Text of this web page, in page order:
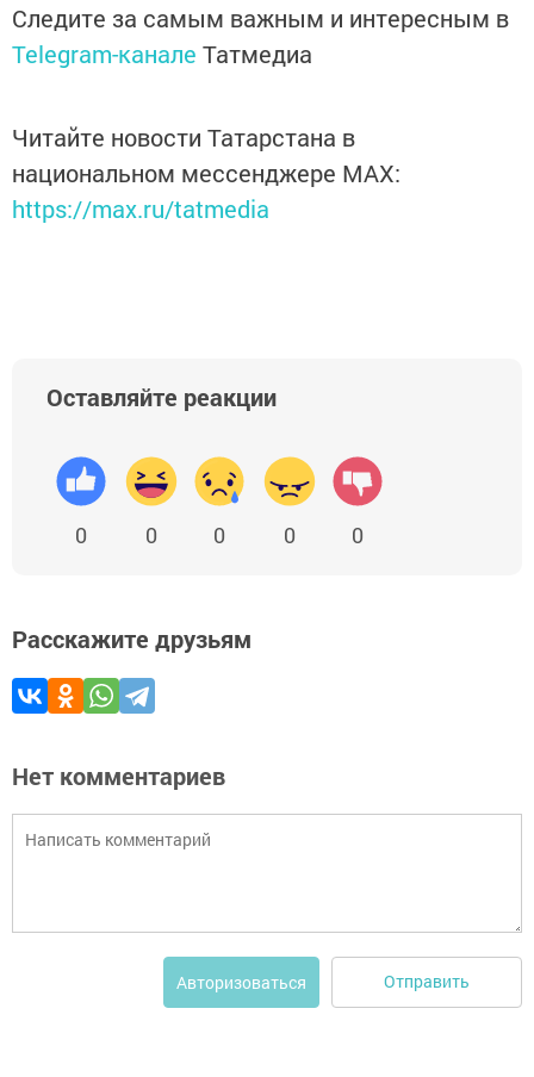
Следите за самым важным и интересным в
Telegram-канале Татмедиа
Читайте новости Татарстана в
национальном мессенджере MАХ:
https://max.ru/tatmedia
Оставляйте реакции
0 0 0 0 0
Расскажите друзьям
Нет комментариев
Авторизоваться Отправить